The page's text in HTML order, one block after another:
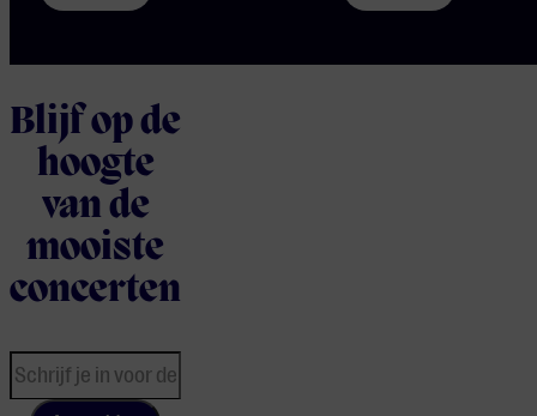
Blijf op de
hoogte
van de
mooiste
concerten